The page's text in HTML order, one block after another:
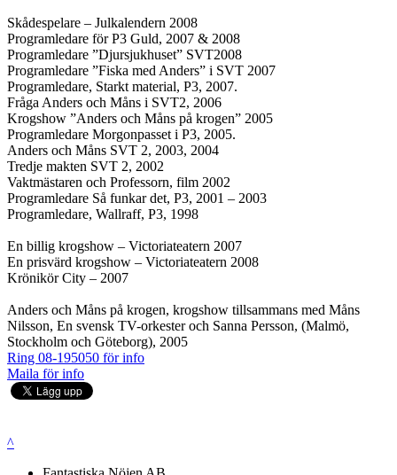
Skådespelare – Julkalendern 2008
Programledare för P3 Guld, 2007 & 2008
Programledare ”Djursjukhuset” SVT2008
Programledare ”Fiska med Anders” i SVT 2007
Programledare, Starkt material, P3, 2007.
Fråga Anders och Måns i SVT2, 2006
Krogshow ”Anders och Måns på krogen” 2005
Programledare Morgonpasset i P3, 2005.
Anders och Måns SVT 2, 2003, 2004
Tredje makten SVT 2, 2002
Vaktmästaren och Professorn, film 2002
Programledare Så funkar det, P3, 2001 – 2003
Programledare, Wallraff, P3, 1998
En billig krogshow – Victoriateatern 2007
En prisvärd krogshow – Victoriateatern 2008
Krönikör City – 2007
Anders och Måns på krogen, krogshow tillsammans med Måns
Nilsson, En svensk TV-orkester och Sanna Persson, (Malmö,
Stockholm och Göteborg), 2005
Ring 08-195050 för info
Maila för info
^